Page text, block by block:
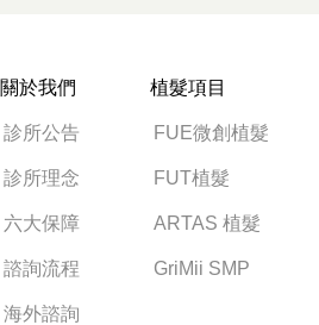
關於我們
診所公告
診所理念
六大保障
諮詢流程
海外諮詢
植髮項目
FUE微創植髮
FUT植髮
ARTAS 植髮
GriMii SMP